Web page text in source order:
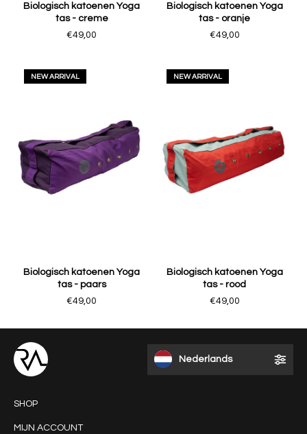
Biologisch katoenen Yoga
tas - creme
€49,00
Biologisch katoenen Yoga
tas - oranje
€49,00
NEW ARRIVAL
Biologisch katoenen Yoga
tas - paars
€49,00
NEW ARRIVAL
Biologisch katoenen Yoga
tas - rood
€49,00
Nederlands
SHOP
MIJN ACCOUNT